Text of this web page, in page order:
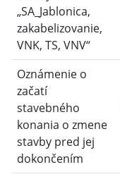
„SA_Jablonica,
zakabelizovanie,
VNK, TS, VNV“
Oznámenie o
začatí
stavebného
konania o zmene
stavby pred jej
dokončením